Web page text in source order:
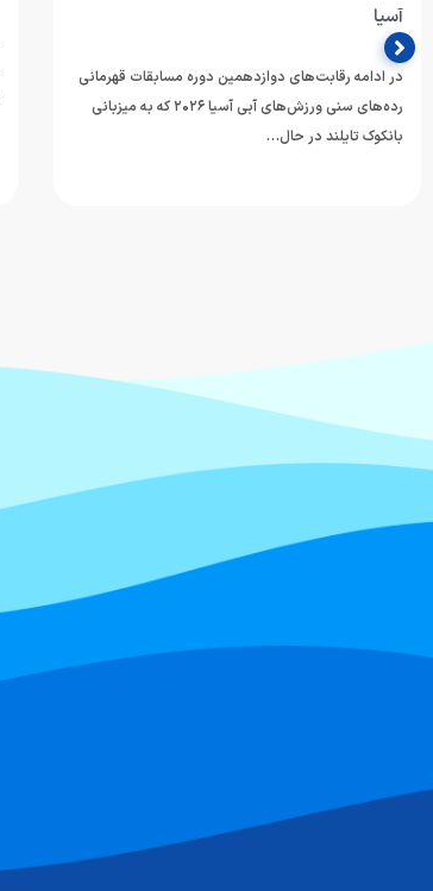
آسیا
در ادامه رقابت‌های دوازدهمین دوره مسابقات قهرمانی
رده‌های سنی ورزش‌های آبی آسیا ۲۰۲۶ که به میزبانی
بانکوک تایلند در حال…